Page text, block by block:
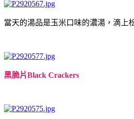
當天的湯品是玉米口味的濃湯，滴上
黑脆片Black Crackers